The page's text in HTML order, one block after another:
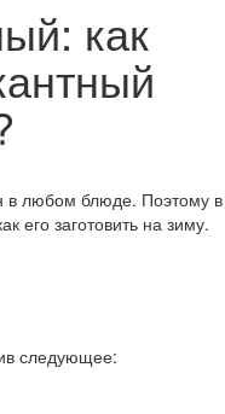
как
в любом блюде. Поэтому в
его заготовить на зиму.
следующее: